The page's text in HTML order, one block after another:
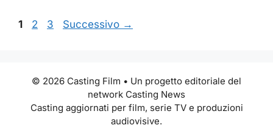
Pagina
1 Pagina
2 Pagina
3 Successivo →
© 2026 Casting Film • Un progetto editoriale del
network Casting News
Casting aggiornati per film, serie TV e produzioni
audiovisive.